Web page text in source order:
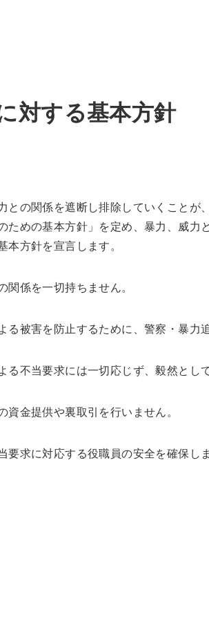
対する基本方針
との関係を遮断し排除していくこと
ための基本方針」を定め、暴力、威
方針を宣言します。
関係を一切持ちません。
る被害を防止するために、警察・暴
る不当要求には一切応じず、毅然とし
資金提供や裏取引を行いません。
要求に対応する役職員の安全を確保しま